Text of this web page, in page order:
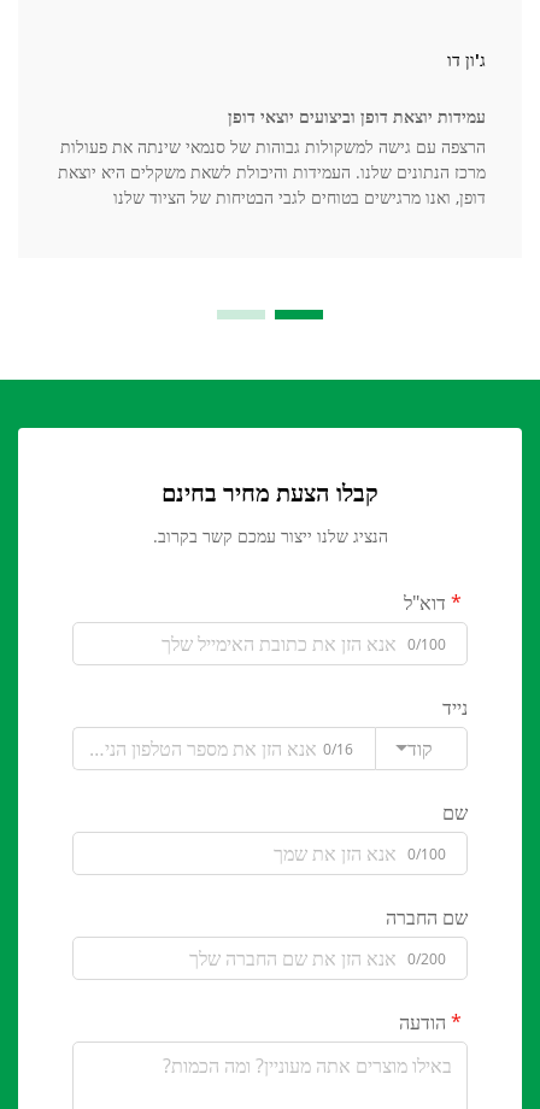
ג'ון דו
עמידות יוצאת דופן וביצועים יוצאי דופן
הרצפה עם גישה למשקולות גבוהות של סנמאי שינתה את פעולות
מרכז הנתונים שלנו. העמידות והיכולת לשאת משקלים היא יוצאת
דופן, ואנו מרגישים בטוחים לגבי הבטיחות של הציוד שלנו
קבלו הצעת מחיר בחינם
הנציג שלנו ייצור עמכם קשר בקרוב.
דוא"ל
0/100
נייד
קוד
0/16
שם
0/100
שם החברה
0/200
הודעה